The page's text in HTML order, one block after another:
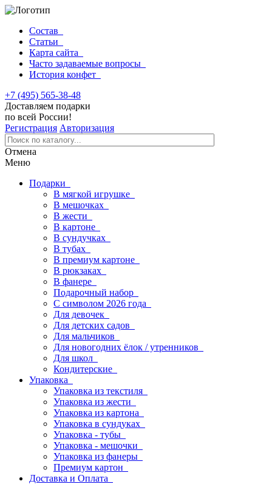
Состав
Статьи
Карта сайта
Часто задаваемые вопросы
История конфет
+7 (495) 565-38-48
Доставляем подарки
по всей России!
Регистрация Авторизация
Отмена
Меню
Подарки
В мягкой игрушке
В мешочках
В жести
В картоне
В сундучках
В тубах
В премиум картоне
В рюкзаках
В фанере
Подарочный набор
С символом 2026 года
Для девочек
Для детских садов
Для мальчиков
Для новогодних ёлок / утренников
Для школ
Кондитерские
Упаковка
Упаковка из текстиля
Упаковка из жести
Упаковка из картона
Упаковка в сундуках
Упаковка - тубы
Упаковка - мешочки
Упаковка из фанеры
Премиум картон
Доставка и Оплата